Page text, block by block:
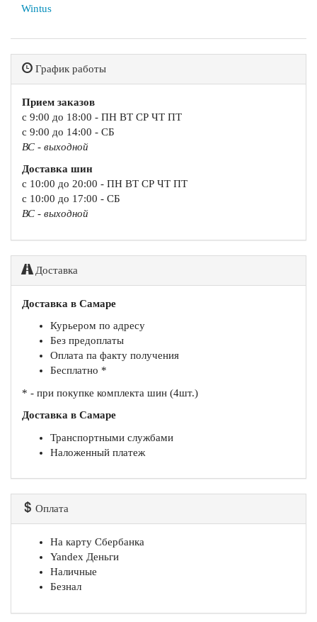
Wintus
График работы
Прием заказов
с 9:00 до 18:00 - ПН ВТ СР ЧТ ПТ
с 9:00 до 14:00 - СБ
ВС - выходной
Доставка шин
с 10:00 до 20:00 - ПН ВТ СР ЧТ ПТ
с 10:00 до 17:00 - СБ
ВС - выходной
Доставка
Доставка в Самаре
Курьером по адресу
Без предоплаты
Оплата па факту получения
Бесплатно *
* - при покупке комплекта шин (4шт.)
Доставка в Самаре
Транспортными службами
Наложенный платеж
Оплата
На карту Сбербанка
Yandex Деньги
Наличные
Безнал